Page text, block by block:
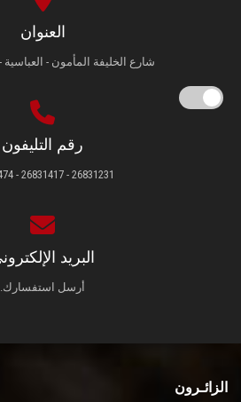
العنوان
شارع الخليفة المأمون - العباسية
رقم التليفون
26831231 - 26831417 - 26831474
البريد
أرسل استفسارك.
الزائـرون